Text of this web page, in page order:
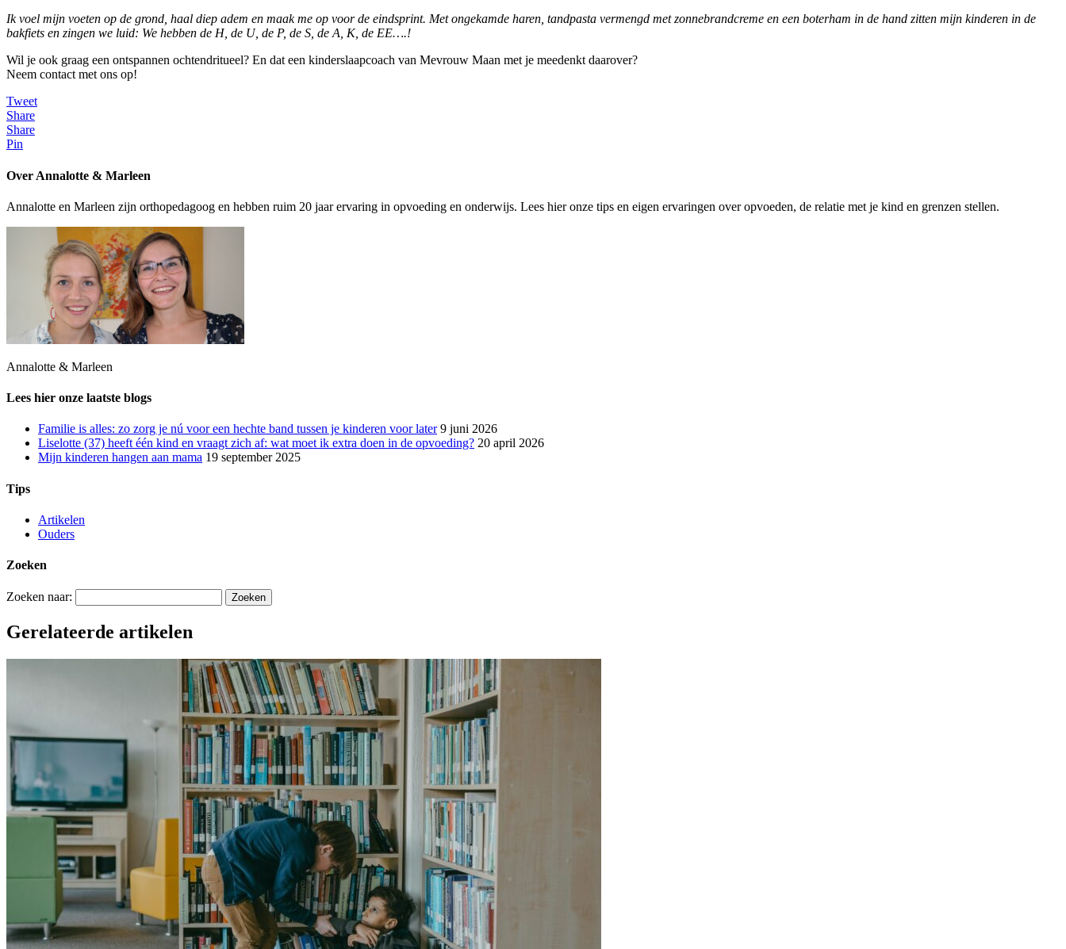
Ik voel mijn voeten op de grond, haal diep adem en maak me op voor de eindsprint. Met ongekamde haren, tandpasta vermengd met zonnebrandcreme en een boterham in de hand zitten mijn kinderen in de
bakfiets en zingen we luid: We hebben de H, de U, de P, de S, de A, K, de EE….!
Wil je ook graag een ontspannen ochtendritueel? En dat een kinderslaapcoach van Mevrouw Maan met je meedenkt daarover?
Neem contact met ons op!
Tweet
Share
Share
Pin
Over Annalotte & Marleen
Annalotte en Marleen zijn orthopedagoog en hebben ruim 20 jaar ervaring in opvoeding en onderwijs. Lees hier onze tips en eigen ervaringen over opvoeden, de relatie met je kind en grenzen stellen.
Annalotte & Marleen
Lees hier onze laatste blogs
Familie is alles: zo zorg je nú voor een hechte band tussen je kinderen voor later 9 juni 2026
Liselotte (37) heeft één kind en vraagt zich af: wat moet ik extra doen in de opvoeding? 20 april 2026
Mijn kinderen hangen aan mama 19 september 2025
Tips
Artikelen
Ouders
Zoeken
Zoeken naar:
Gerelateerde artikelen